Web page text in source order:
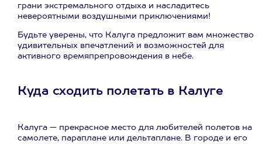
грани экстремального отдыха и насладитесь
невероятными воздушными приключениями!
Будьте уверены, что Калуга предложит вам множество
удивительных впечатлений и возможностей для
активного времяпрепровождения в небе.
Куда сходить полетать в Калуге
Калуга — прекрасное место для любителей полетов на
самолете, параплане или дельтаплане. В городе и его